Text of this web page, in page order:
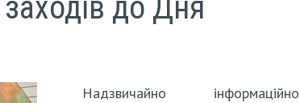
до Дня
Надзвичайно інформаційно